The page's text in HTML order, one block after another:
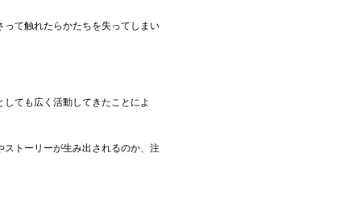
て触れたらかたちを失ってしまい
ても広く活動してきたことによ
トーリーが生み出されるのか、注